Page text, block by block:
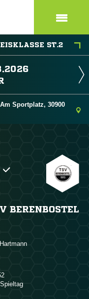
ST.2
Sportplatz, 30900
BERENBOSTEL